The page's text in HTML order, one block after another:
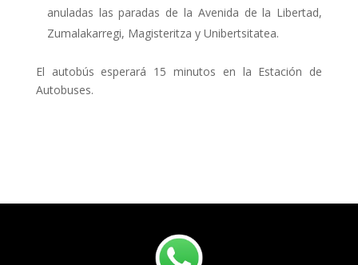
anuladas las paradas de la Avenida de la Libertad,
Zumalakarregi, Magisteritza y Unibertsitatea.
El autobús esperará 15 minutos en la Estación de
Autobuses.